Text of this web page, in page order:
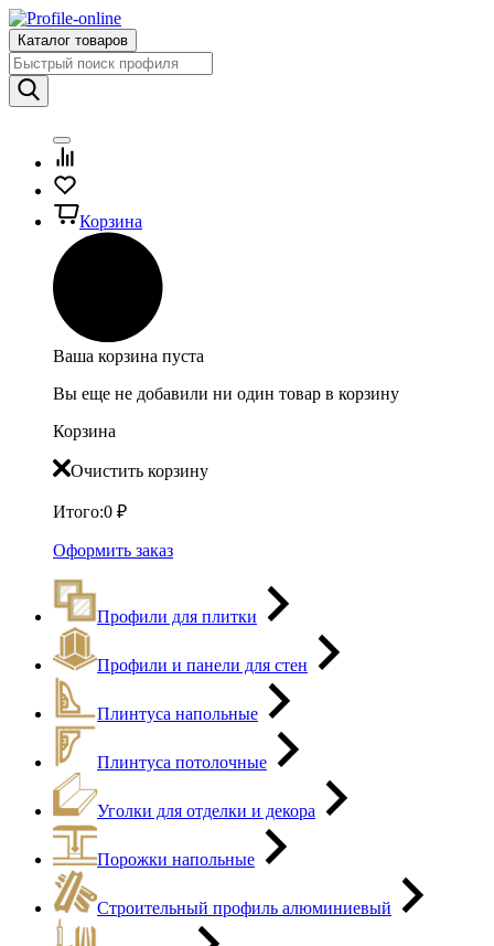
Каталог товаров
Корзина
Ваша корзина пуста
Вы еще не добавили ни один товар в корзину
Корзина
Очистить корзину
Итого:0 ₽
Оформить заказ
Профили для плитки
Профили и панели для стен
Плинтуса напольные
Плинтуса потолочные
Уголки для отделки и декора
Порожки напольные
Строительный профиль алюминиевый